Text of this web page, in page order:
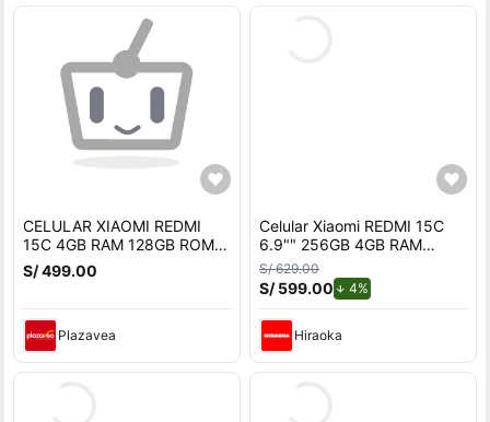
CELULAR XIAOMI REDMI
15C 4GB RAM 128GB ROM -
NEGRO OCASO
S/ 499.00
Plazavea
Celular Xiaomi REDMI 15C
6.9"" 256GB 4GB RAM
Negro Ocaso
S/ 629.00
S/ 599.00 4%de descuento.
Hiraoka